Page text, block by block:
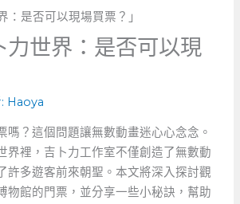
力世界：是否可以現
Haoya
嗎？這個問題讓無數動畫迷心心念念。
界裡，吉卜力工作室不僅創造了無數動
許多遊客前來朝聖。本文將深入探討觀
物館的門票，並分享一些小秘訣，幫助